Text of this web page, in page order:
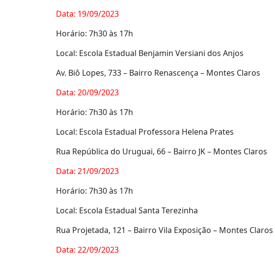
Data: 19/09/2023
Horário: 7h30 às 17h
Local: Escola Estadual Benjamin Versiani dos Anjos
Av. Biô Lopes, 733 – Bairro Renascença – Montes Claros
Data: 20/09/2023
Horário: 7h30 às 17h
Local: Escola Estadual Professora Helena Prates
Rua República do Uruguai, 66 – Bairro JK – Montes Claros
Data: 21/09/2023
Horário: 7h30 às 17h
Local: Escola Estadual Santa Terezinha
Rua Projetada, 121 – Bairro Vila Exposição – Montes Claros
Data: 22/09/2023